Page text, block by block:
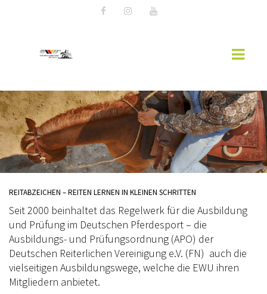
AKTUELLES
EWU NEWS
WESTERNREITER ONLINE
MITGLIED WERDEN
VORSTAND RHEINLAND
SPONSOREN
RHEINLAND-KADER 2025
REITABZEICHEN – REITEN LERNEN IN KLEINEN SCHRITTEN
Seit 2000 beinhaltet das Regelwerk für die Ausbildung
und Prüfung im Deutschen Pferdesport – die
Ausbildungs- und Prüfungsordnung (APO) der
Deutschen Reiterlichen Vereinigung e.V. (FN) auch die
vielseitigen Ausbildungswege, welche die EWU ihren
Mitgliedern anbietet.